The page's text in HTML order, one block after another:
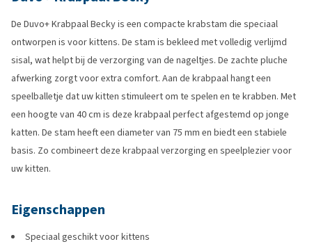
De Duvo+ Krabpaal Becky is een compacte krabstam die speciaal
ontworpen is voor kittens. De stam is bekleed met volledig verlijmd
sisal, wat helpt bij de verzorging van de nageltjes. De zachte pluche
afwerking zorgt voor extra comfort. Aan de krabpaal hangt een
speelballetje dat uw kitten stimuleert om te spelen en te krabben. Met
een hoogte van 40 cm is deze krabpaal perfect afgestemd op jonge
katten. De stam heeft een diameter van 75 mm en biedt een stabiele
basis. Zo combineert deze krabpaal verzorging en speelplezier voor
uw kitten.
Eigenschappen
Speciaal geschikt voor kittens